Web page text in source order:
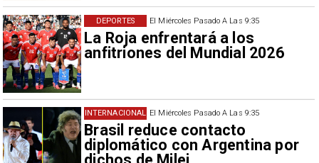
El Miércoles Pasado A Las 9:35
La Roja enfrentará a los
anfitriones del Mundial 2026
DEPORTES
El Miércoles Pasado A Las 9:35
Brasil reduce contacto
diplomático con Argentina por
INTERNACIONAL